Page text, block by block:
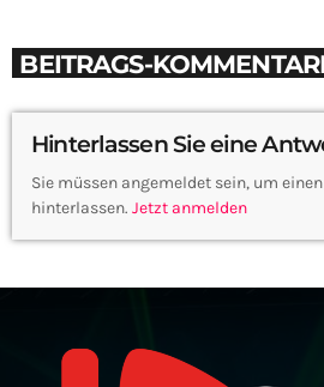
BEITRAGS-
Hinterlassen Sie eine
Sie müssen angemeldet sein, um
hinterlassen. Jetzt anmelden